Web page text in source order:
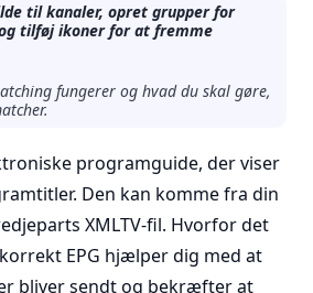
til kanaler, opret grupper for
tilføj ikoner for at fremme
fungerer og hvad du skal gøre,
programguide, der viser
Den kan komme fra din
XMLTV-fil. Hvorfor det
EPG hjælper dig med at
bliver sendt og bekræfter at